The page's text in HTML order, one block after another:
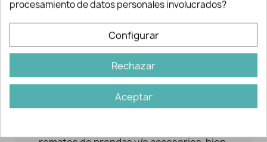
Descripción y detalles
procesamiento de datos personales involucrados?
Configurar
Rechazar
Aceptar